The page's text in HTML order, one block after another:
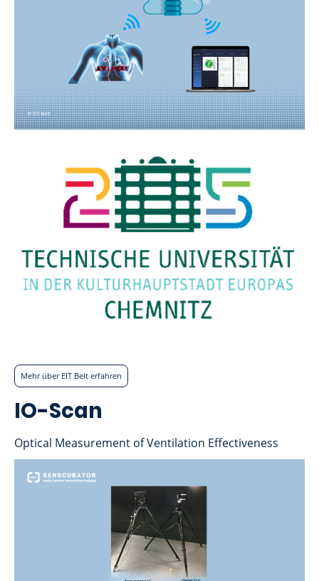
Mehr über EIT Belt erfahren
IO-Scan
Optical Measurement of Ventilation Effectiveness